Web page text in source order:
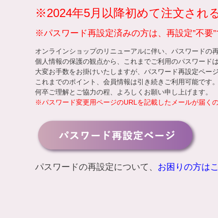
※2024年5月以降初めて注文され
※パスワード再設定済みの方は、再設定”不要
オンラインショップのリニューアルに伴い、パスワードの
個人情報の保護の観点から、これまでご利用のパスワード
大変お手数をお掛けいたしますが、 パスワード再設定ペー
これまでのポイント、会員情報は引き続きご利用可能です
何卒ご理解とご協力の程、よろしくお願い申し上げます。
※パスワード変更用ページのURLを記載したメールが届く
パスワードの再設定について、 お困りの方は